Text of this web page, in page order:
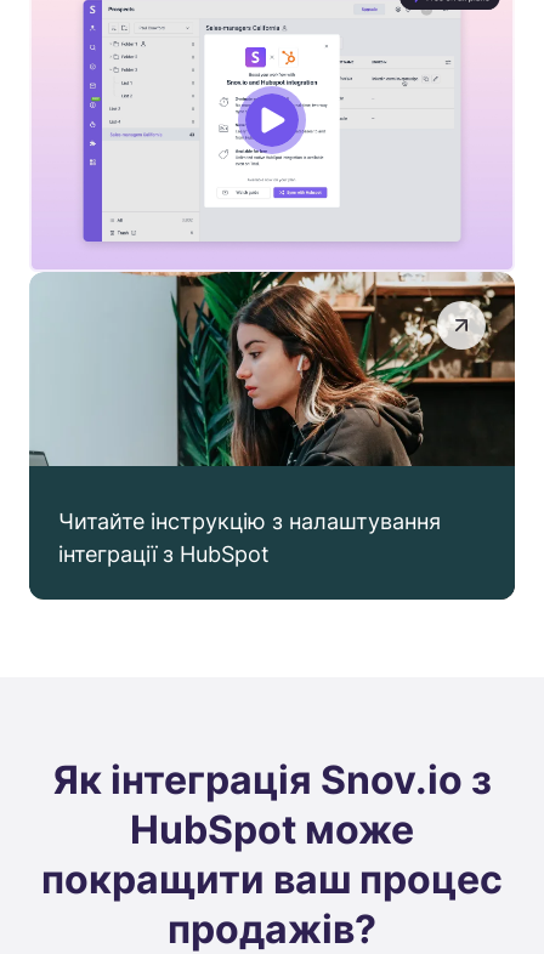
Читайте інструкцію з налаштування
інтеграції з HubSpot
Як інтеграція Snov.io з
HubSpot може
покращити ваш процес
продажів?